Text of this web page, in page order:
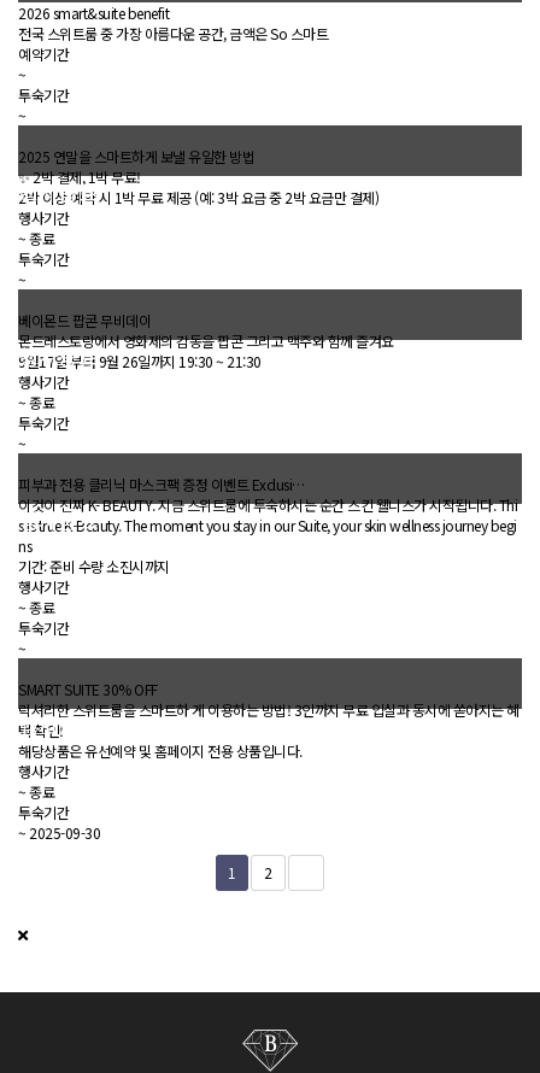
2026 smart&suite benefit
전국 스위트룸 중 가장 아름다운 공간, 금액은 So 스마트
예약기간
~
투숙기간
~
행사종료
2025 연말을 스마트하게 보낼 유일한 방법
✨ 2박 결제, 1박 무료!
2박 이상 예약 시 1박 무료 제공 (예: 3박 요금 중 2박 요금만 결제)
행사기간
~종료
투숙기간
~
행사종료
베이몬드 팝콘 무비데이
몬드레스토랑에서 영화제의 감동을 팝콘 그리고 맥주와 함께 즐겨요
9월17일 부터 9월 26일까지 19:30 ~ 21:30
행사기간
~종료
투숙기간
~
행사종료
피부과 전용 클리닉 마스크팩 증정 이벤트 Exclusi…
이것이 진짜 K- BEAUTY. 지금 스위트룸에 투숙하시는 순간 스킨 웰니스가 시작됩니다. Thi
s is true K-Beauty. The moment you stay in our Suite, your skin wellness journey begi
ns
기간: 준비 수량 소진시까지
행사기간
~종료
투숙기간
~
행사종료
SMART SUITE 30% OFF
럭셔리한 스위트룸을 스마트하 게 이용하는 방법! 3인까지 무료 입실과 동시에 쏟아지는 혜
택 확인!
해당상품은 유선예약 및 홈페이지 전용 상품입니다.
행사기간
~종료
투숙기간
~ 2025-09-30
1
2